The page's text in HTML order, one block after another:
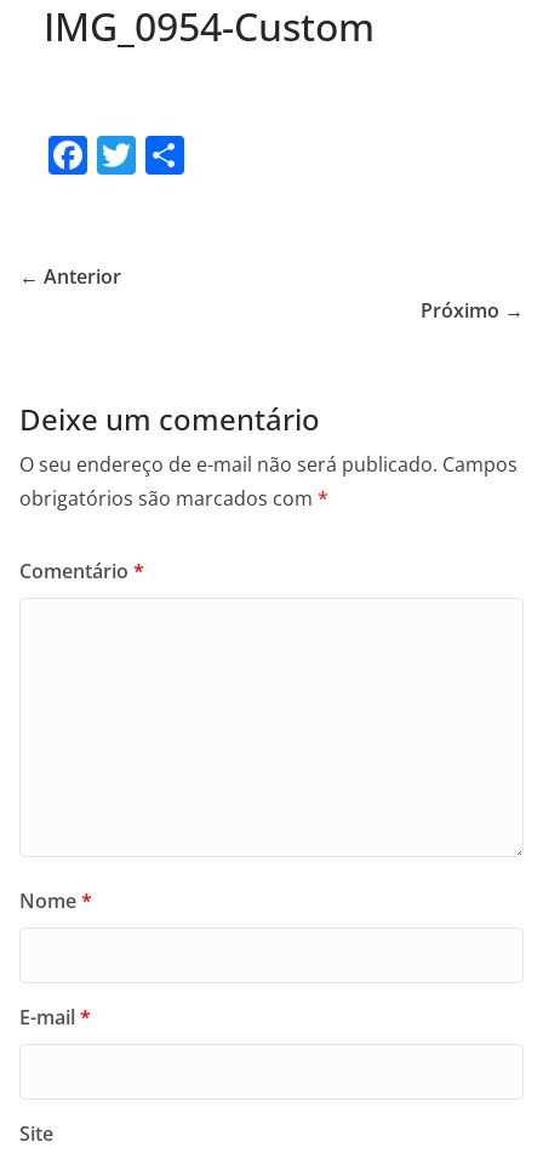
IMG_0954-Custom
F
e
k
T
← Anterior
Próximo →
Deixe um comentário
O seu endereço de e-mail não será publicado. Campos
obrigatórios são marcados com *
Comentário *
Nome*
E-mail*
Site